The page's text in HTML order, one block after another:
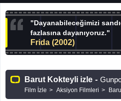
"Dayanabileceğimizi
fazlasına dayanıyoruz."
Frida (2002)
Barut Kokteyli izle -
Film İzle Aksiyon Filmleri